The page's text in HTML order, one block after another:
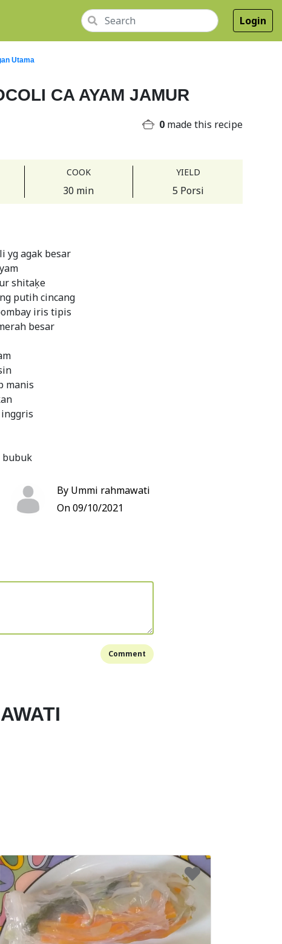
Login
Utama
CA AYAM JAMUR
0 made this recipe
COOK
30 min
YIELD
5 Porsi
yg agak besar
shitaķe
putih cincang
iris tipis
besar
manis
inggris
bubuk
tumis bawang putih, bombay dan jahe sampe
ayam hingga berubah warna. Lalu masukkan
cabe dan air campuran tepung maizena. Tes
By Ummi rahmawati
On 09/10/2021
Comment